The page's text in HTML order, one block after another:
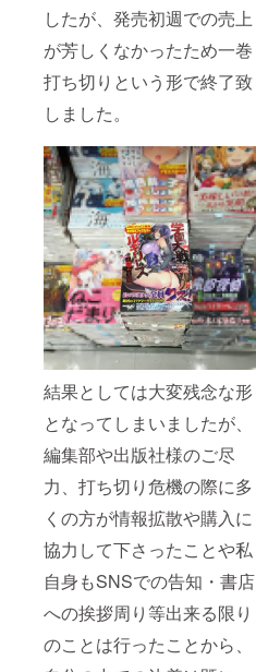
したが、発売初週での売上
が芳しくなかったため一巻
打ち切りという形で終了致
しました。
結果としては大変残念な形
となってしまいましたが、
編集部や出版社様のご尽
力、打ち切り危機の際に多
くの方が情報拡散や購入に
協力して下さったことや私
自身もSNSでの告知・書店
への挨拶周り等出来る限り
のことは行ったことから、